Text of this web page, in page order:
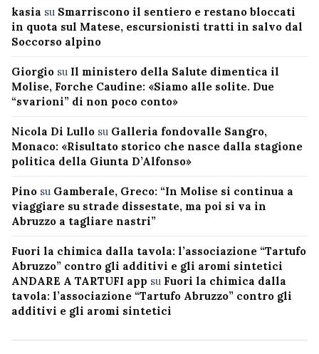
kasia su Smarriscono il sentiero e restano bloccati
in quota sul Matese, escursionisti tratti in salvo dal
Soccorso alpino
Giorgio su Il ministero della Salute dimentica il
Molise, Forche Caudine: «Siamo alle solite. Due
“svarioni” di non poco conto»
Nicola Di Lullo su Galleria fondovalle Sangro,
Monaco: «Risultato storico che nasce dalla stagione
politica della Giunta D’Alfonso»
Pino su Gamberale, Greco: “In Molise si continua a
viaggiare su strade dissestate, ma poi si va in
Abruzzo a tagliare nastri”
Fuori la chimica dalla tavola: l’associazione “Tartufo
Abruzzo” contro gli additivi e gli aromi sintetici
ANDARE A TARTUFI app su Fuori la chimica dalla
tavola: l’associazione “Tartufo Abruzzo” contro gli
additivi e gli aromi sintetici